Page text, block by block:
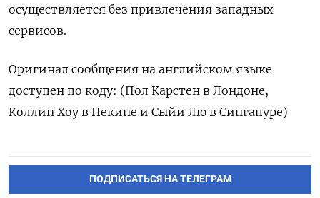
осуществляется без привлечения западных
сервисов.
Оригинал сообщения на английском языке
доступен по коду: (Пол Карстен в Лондоне,
Коллин Хоу в Пекине и Сыйи Лю в Сингапуре)
ПОДПИСАТЬСЯ НА ТЕЛЕГРАМ